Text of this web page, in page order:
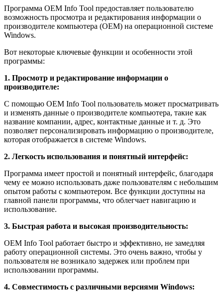
Программа OEM Info Tool предоставляет пользователю
возможность просмотра и редактирования информации о
производителе компьютера (OEM) на операционной системе
Windows.
Вот некоторые ключевые функции и особенности этой
программы:
1. Просмотр и редактирование информации о
производителе:
С помощью OEM Info Tool пользователь может просматривать
и изменять данные о производителе компьютера, такие как
название компании, адрес, контактные данные и т. д. Это
позволяет персонализировать информацию о производителе,
которая отображается в системе Windows.
2. Легкость использования и понятный интерфейс:
Программа имеет простой и понятный интерфейс, благодаря
чему ее можно использовать даже пользователям с небольшим
опытом работы с компьютером. Все функции доступны на
главной панели программы, что облегчает навигацию и
использование.
3. Быстрая работа и высокая производительность:
OEM Info Tool работает быстро и эффективно, не замедляя
работу операционной системы. Это очень важно, чтобы у
пользователя не возникало задержек или проблем при
использовании программы.
4. Совместимость с различными версиями Windows: